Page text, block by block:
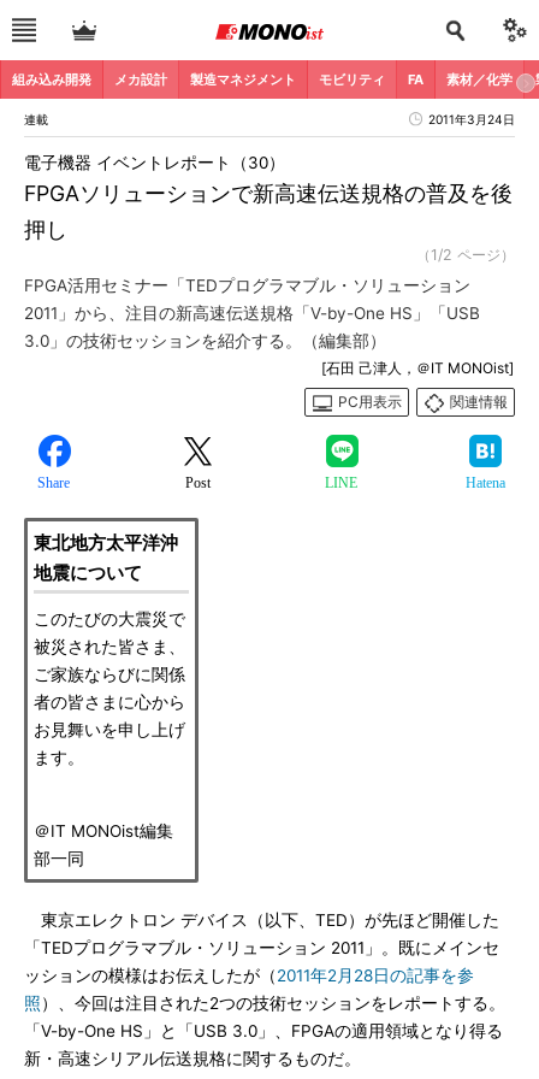
組み込み開発 メカ設計 製造マネジメント モビリティ FA 素材／化学
連載 2011年3月24日
FPGAソリューションで新高速伝送規格の普及を後
押し
電子機器 イベントレポート（30）
（1/2 ページ）
FPGA活用セミナー「TEDプログラマブル・ソリューション
2011」から、注目の新高速伝送規格「V-by-One HS」「USB
3.0」の技術セッションを紹介する。（編集部）
[石田 己津人，＠IT MONOist]
PC用表示
関連情報
Share Post LINE Hatena
東北地方太平洋沖
地震について
このたびの大震災で
被災された皆さま、
ご家族ならびに関係
者の皆さまに心から
お見舞いを申し上げ
ます。
＠IT MONOist編集
部一同
東京エレクトロン デバイス（以下、TED）が先ほど開催した
「TEDプログラマブル・ソリューション 2011」。既にメインセ
ッションの模様はお伝えしたが（2011年2月28日の記事を参
照）、今回は注目された2つの技術セッションをレポートする。
「V-by-One HS」と「USB 3.0」、FPGAの適用領域となり得る
新・高速シリアル伝送規格に関するものだ。